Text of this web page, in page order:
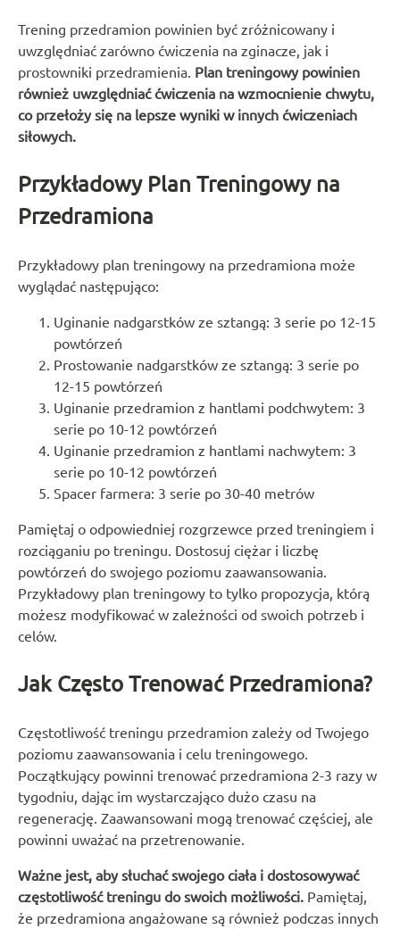
Trening przedramion powinien być zróżnicowany i
uwzględniać zarówno ćwiczenia na zginacze, jak i
prostowniki przedramienia. Plan treningowy powinien
również uwzględniać ćwiczenia na wzmocnienie chwytu,
co przełoży się na lepsze wyniki w innych ćwiczeniach
siłowych.
Przykładowy Plan Treningowy na
Przedramiona
Przykładowy plan treningowy na przedramiona może
wyglądać następująco:
Uginanie nadgarstków ze sztangą: 3 serie po 12-15
powtórzeń
Prostowanie nadgarstków ze sztangą: 3 serie po
12-15 powtórzeń
Uginanie przedramion z hantlami podchwytem: 3
serie po 10-12 powtórzeń
Uginanie przedramion z hantlami nachwytem: 3
serie po 10-12 powtórzeń
Spacer farmera: 3 serie po 30-40 metrów
Pamiętaj o odpowiedniej rozgrzewce przed treningiem i
rozciąganiu po treningu. Dostosuj ciężar i liczbę
powtórzeń do swojego poziomu zaawansowania.
Przykładowy plan treningowy to tylko propozycja, którą
możesz modyfikować w zależności od swoich potrzeb i
celów.
Jak Często Trenować Przedramiona?
Częstotliwość treningu przedramion zależy od Twojego
poziomu zaawansowania i celu treningowego.
Początkujący powinni trenować przedramiona 2-3 razy w
tygodniu, dając im wystarczająco dużo czasu na
regenerację. Zaawansowani mogą trenować częściej, ale
powinni uważać na przetrenowanie.
Ważne jest, aby słuchać swojego ciała i dostosowywać
częstotliwość treningu do swoich możliwości. Pamiętaj,
że przedramiona angażowane są również podczas innych